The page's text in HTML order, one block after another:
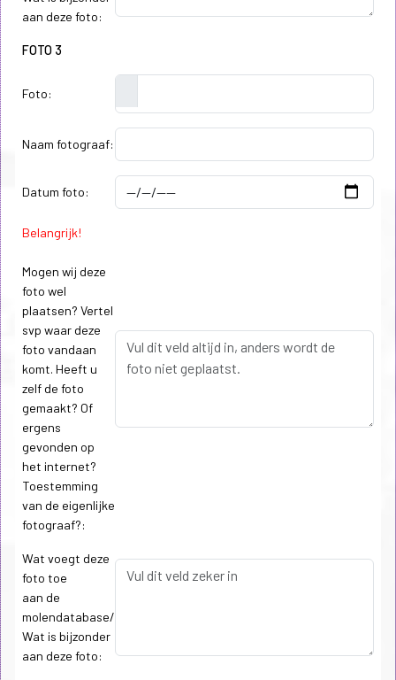
aan deze foto:
FOTO 3
Foto:
Naam fotograaf:
Datum foto:
Belangrijk!
Mogen wij deze
foto wel
plaatsen? Vertel
svp waar deze
foto vandaan
komt. Heeft u
zelf de foto
gemaakt? Of
ergens
gevonden op
het internet?
Toestemming
van de eigenlijke
fotograaf?:
Wat voegt deze
foto toe
aan de
molendatabase/
Wat is bijzonder
aan deze foto: